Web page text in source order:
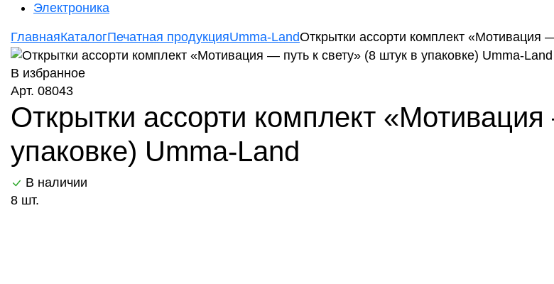
Электроника
ГлавнаяКаталогПечатная продукцияUmma-LandОткрытки ассорти комплект «Мотивация
В избранное
Арт. 08043
Открытки ассорти комплект
упаковке) Umma-Land
В наличии
8 шт.